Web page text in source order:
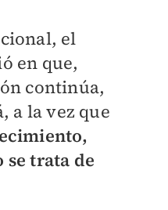
el
en que,
continúa,
a la vez que
se trata de